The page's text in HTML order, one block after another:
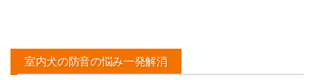
室内犬の防音の悩み一発解消